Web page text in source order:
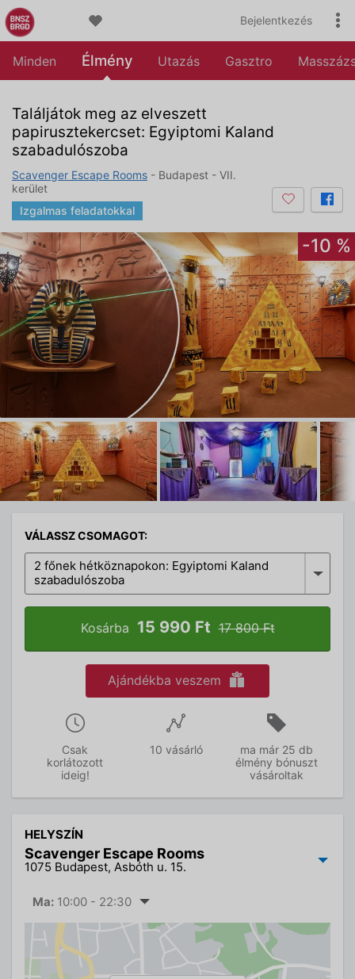
Bejelentkezés
Minden Élmény Utazás Gasztro
Találjátok meg az elveszett
papirusztekercset: Egyiptomi Kaland
szabadulószoba
Scavenger Escape Rooms - Budapest - VII.
kerület
Izgalmas feladatokkal
-10 %
VÁLASSZ CSOMAGOT:
2 főnek hétköznapokon: Egyiptomi Kaland
szabadulószoba
Kosárba 15 990 Ft 17 800 Ft
Ajándékba veszem
Csak
korlátozott
ideig!
10 vásárló
ma már 25 db
élmény bónuszt
vásároltak
HELYSZÍN
Scavenger Escape Rooms
1075 Budapest, Asbóth u. 15.
Ma: 10:00 - 22:30